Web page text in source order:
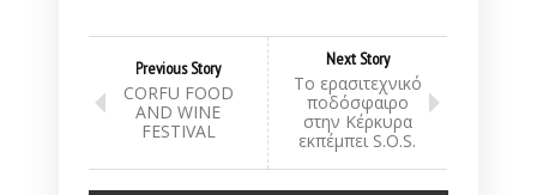
Previous Story
CORFU FOOD
AND WINE
FESTIVAL
Next Story
Το ερασιτεχνικό
ποδόσφαιρο
στην Κέρκυρα
εκπέμπει S.O.S.